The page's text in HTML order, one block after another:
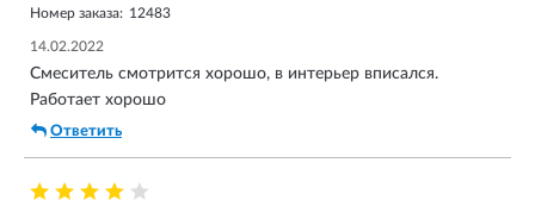
Номер заказа: 12483
14.02.2022
Смеситель смотрится хорошо, в интерьер вписался.
Работает хорошо
Ответить